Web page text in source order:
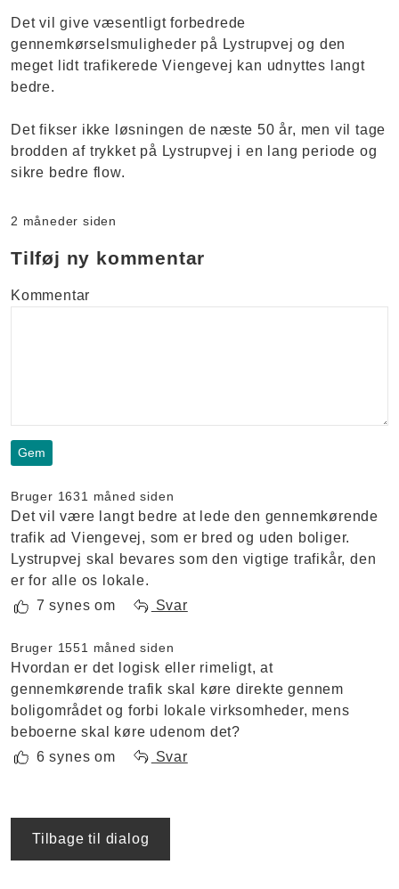
Det vil give væsentligt forbedrede
gennemkørselsmuligheder på Lystrupvej og den
meget lidt trafikerede Viengevej kan udnyttes langt
bedre.
Det fikser ikke løsningen de næste 50 år, men vil tage
brodden af trykket på Lystrupvej i en lang periode og
sikre bedre flow.
2 måneder siden
Tilføj ny kommentar
Kommentar
Bruger 1551 måned siden
Hvordan er det logisk eller rimeligt, at
gennemkørende trafik skal køre direkte gennem
boligområdet og forbi lokale virksomheder, mens
beboerne skal køre udenom det?
6 synes om
Svar
Bruger 1631 måned siden
Det vil være langt bedre at lede den gennemkørende
trafik ad Viengevej, som er bred og uden boliger.
Lystrupvej skal bevares som den vigtige trafikår, den
er for alle os lokale.
7 synes om
Svar
Tilbage til dialog